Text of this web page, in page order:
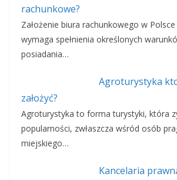
rachunkowe?
Założenie biura rachunkowego w
wymaga spełnienia określonych
posiadania…
Agroturystyka
założyć?
Agroturystyka to forma turystyki, która
popularności, zwłaszcza wśród osób
miejskiego…
Kancelaria